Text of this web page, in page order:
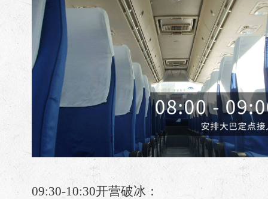
09:30-10:30开营破冰：